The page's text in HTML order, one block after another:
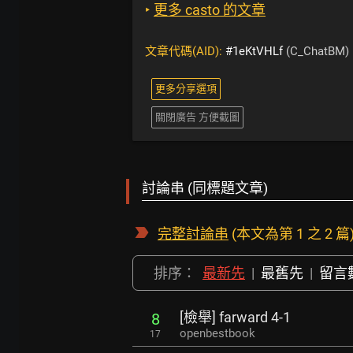
‣ 更多 casto 的文章
文章代碼(AID): #1eKtVHLf(C_ChatBM)
更多分享選項
關閉廣告 方便截圖
討論串 (同標題文章)
完整討論串 (本文為第 1 之 2
排序： 最新先 | 最舊先 | 留言
8
17
[檢舉] farward 4-1
openbestbook